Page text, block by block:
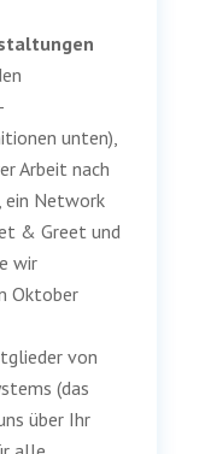
unten),
Arbeit nach
ein Network
& Greet und
wir
Oktober
von
(das
über Ihr